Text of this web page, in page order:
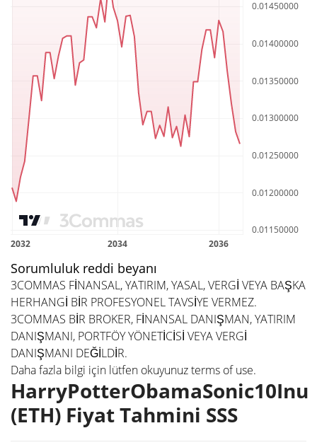
Sorumluluk reddi beyanı
3COMMAS FİNANSAL, YATIRIM, YASAL, VERGİ VEYA BAŞKA
HERHANGİ BİR PROFESYONEL TAVSİYE VERMEZ.
3COMMAS BİR BROKER, FİNANSAL DANIŞMAN, YATIRIM
DANIŞMANI, PORTFÖY YÖNETİCİSİ VEYA VERGİ
DANIŞMANI DEĞİLDİR.
Daha fazla bilgi için lütfen okuyunuzterms of use.
HarryPotterObamaSonic10Inu
(ETH) Fiyat Tahmini SSS